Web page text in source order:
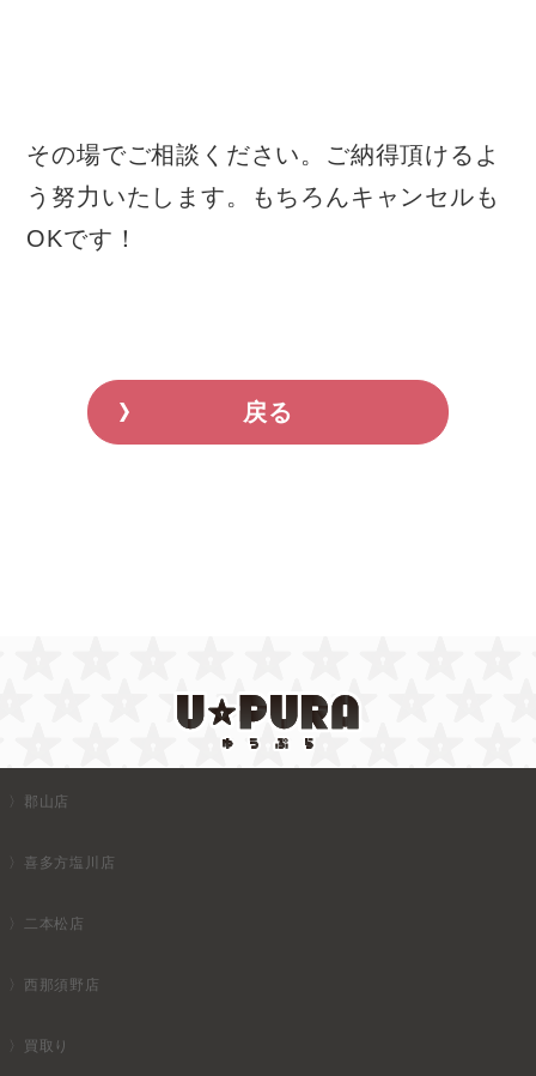
その場でご相談ください。ご納得頂けるよ
う努力いたします。もちろんキャンセルも
OKです！
戻る
郡山店
喜多方塩川店
二本松店
西那須野店
買取り